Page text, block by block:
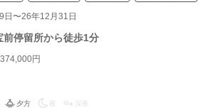
日〜26年12月31日
停留所から徒歩1分
円
夕方 夜 深夜